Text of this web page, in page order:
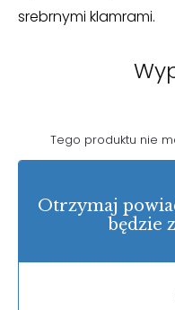
srebrnymi klamrami.
Tego produktu nie
Otrzymaj
będzie